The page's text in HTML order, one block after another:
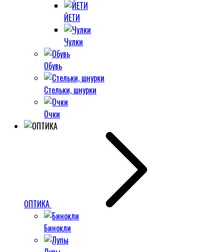
ЙЕТИ
Чулки
Обувь
Стельки, шнурки
Очки
ОПТИКА
Бинокли